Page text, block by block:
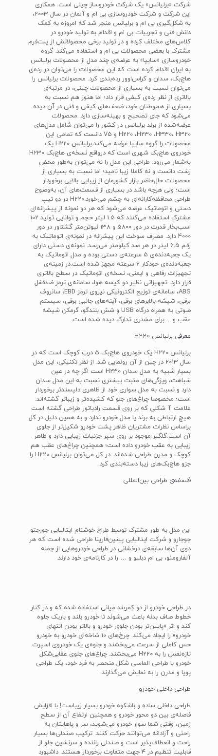
شرکت «برلیانس» یک شرکت خودروساز چینی است. همکاری
این شرکت و شرکت خودروسازی بی ‌ام‌ و آلمان در سال 2003،
به شکل‌گیری بی ‌ام ‌و برلیانس منجر شد که امروزه به کمک
دانش فنی و تجربیات بی ‌ام ‌و اقدام به تولید خودرو در
کلاس‌های مختلف کرده و در تولید برخی محصولاتش از پلت‌فرم
مشترک با بعضی محصولات بی ‌ام‌ و استفاده می‌کند. گروه
خودروسازی «سایپا» به عرضه‌ی چند مدل از محصولات برلیانس
به ایران اقدام کرده است که این محصولات را می‌توان در رده‌ی
هاچ‌بک، سدان و کراس‌اوور رده‌بندی کرد. محصولات برلیانس را
می‌توان نسبت به بسیاری از محصولات چینی، در مرتبه‌ی
بالاتری از نظر رده‌ی کیفی قرار داد؛ اما هنوز هم نسبت به
بسیاری از هم‌وطنان خود، ضعف‌های کیفی و فنی در آن دیده
می‌شود که جای تصحیح و بهینه‌سازی دارد. محصولات
عرضه‌شده‌ از برند برلیانس در کشور را می‌توان شامل مدل‌های
H220 ،H230 ،H330، H320 و V5 دانست که تمامی این
محصولات را گروه سایپا عرضه می‌کند.برلیانس H220 یک
خودروی هاچ‌بک شهری است که درواقع نسخه‌ی هاچ‌بک H230
به‌شمار می‌رود. طراحی این مدل را نه می‌توان به‌طور محض
زشت دانست و نه کاملا زیبا نامید؛ اما نسبت به بسیاری از
محصولات حال‌حاضر بازار کشورمان از زیبایی بالایی برخوردار
است؛ ولی هرچه باشد در بسیاری از قسمت‌های آن، به‌وضوح
طراحی محافظه‌کارانه‌ای به چشم‌ می‌خورد.H220 در دو تیپ
دستی و اتوماتیک عرضه می‌شود که هر دو نمونه از پیشرانه‌ای
مشترک استفاده می‌کنند که 1.5 لیتر حجم و توانایی تولید 102
اسب‌بخار قدرت در دور 5800 و 138 نیوتن‌متر گشتاور در دور
4000 دارد. مصرف سوخت این پیشرانه در نمونه‌ی اتوماتیک به
رقم 6.5 لیتر در هر صد کیلومتر می‌رسد. نمونه‌ی دستی دارای
یک جعبه‌دنده‌ی 5 سرعته‌ی دستی بوده و مدل اتوماتیک به
جعبه‌دنده‌ی خودکار 6 سرعته مجهز شده است.در زمینه‌ی
تجهیزات رفاهی و ایمنی، نسخه‌ی اتوماتیک در سطح بالاتری
قرار دارد. تجهیزاتی نظیر دو کیسه هوا، سامانه‌ی ترمز ضدقفل
ABS، سامانه‌ی توزیع الکترونیکی نیروی ترمز EBD، سانروف
برقی، شیشه بالابرهای برقی، آینه‌های جانبی برقی، سیستم
صوتی به همراه درگاه USB و شش بلندگو، گرمکن شیشه
عقب و… برای مشتری تدارک دیده شده است.
معرفی برلیانس H220
برلیانس H220 یک خودروی هاچ‌بک 5 درب کوچک است که در
سال 2013 در چین از آن رونمایی شد. از نظر تکنیکی، این مدل
بسیار شبیه به مدل سدان H230 است اگر چه در عین
شباهت، ویژگی‌های مثبت بیشتری نسبت به این مدل سدان
دارد و نسبت به مدل سواری خود از ظاهری دلپسندتر برخوردار
است؛ مخصوصا چراغ‌های جلو که کشیده‌تر و زیباتر گشته‌اند.
علامت T شکلی که بر روی قسمت رادیاتور طراحی گشته است
هیچ ارتباطی به برند یا مدل خودرو ندارد و به همین دلیل در کل
براساس نظرات مشتریان ظاهر پشت خودرو شکیل‌تر از جلوی
آن است.گلگیر موجود بر روی سپر جزئیات زیبایی دارد و ظاهر
زیبایی به عقب خودرو داده است؛ همچنین چراغ‌های عقب هم
کوچک و مدرن طراحی شده‌اند. در کل می‌توان برلیانس H220 را
جزو هاچ‌بک‌های زیبا دسته‌بندی کرد.
فلسفه‌ی طراحی بین‌‎المللی
این مدل به طور مشترک توسط طراح خوشنام ایتالیایی جورجتو
جوجارو و شرکت ایتالیایی پینین‌فارینا طراحی شده است که هر
دوی آن‌ها سابقه‌ی درخشانی در طراحی خودروهایی از جمله
آلفارومئو، بی ام دبلیو و … را در کارنامه‌ی خود دارند.
در طراحی خودرو از دو کمربند میانی استفاده شده که و در کنار
خطوط صاف بدنه باعث می‌شوند تا خودرو بلند و باریک جلوه
کند و اثر «پایین‌تر بودن جلوی خودرو و بالاتر بودن انتهای
خودرو» را ایجاد می‌کند. چرخ‌های 10 شاخه‌ای خودرو به خودرو
حس کاملی از سرعت می‌بخشند و جلوه‌ی یک خودروی اسپرت
تازه‌نفس را به H220 می‌بخشند. چراغ‌های جلوی عقابی‌شکل
خودرو با طراحی الماسی شکل منحصر به فرد خود، یک طراحی
پویا و مدرن را به نمایش می‌گذارند.
طراحی داخلی خودرو
طراحی داخلی ساده و باشکوه خودرو بسیار زیباست! با افزایش
فاصله‌ی بین دو محور خودرو و همچنین ارتفاع آن از سطح
زمین، وقتی شما سوار خودرو می‌شوید، سر و پاهایتان به
راحتی و آزادانه می‌توانند حرکت کنند. ترکیب صندلی‌ها بسیار
راحت و انعطاف‌پذیر است و صندلی راننده و سرنشین جلو از
قابلیت تنظیم در 4 جهت متفاوت برخوردار هستند. داشبورد